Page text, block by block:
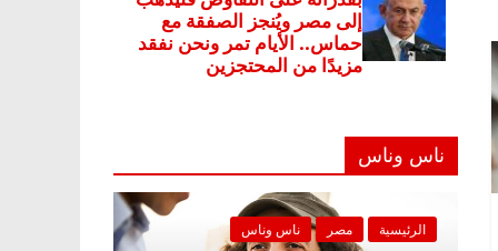
ناس وناس
الرئيسية مصر ناس وناس ناس وناس